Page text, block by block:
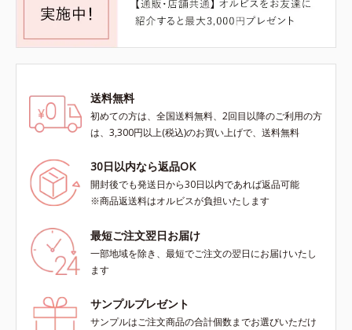
送料無料
初めての方は、全国送料無料、2回目以降のご利用の方
は、3,300円以上(税込)のお買い上げで、送料無料
30日以内なら返品OK
開封後でも発送日から30日以内であれば返品可能
※商品返送料はオルビスが負担いたします
最短ご注文翌日お届け
一部地域を除き、最短でご注文の翌日にお届けいたし
ます
サンプルプレゼント
サンプルはご注文商品の合計個数までお選びいただけ